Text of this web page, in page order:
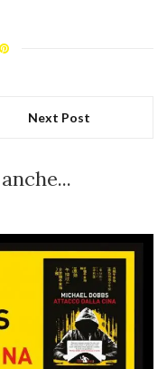
Next Post